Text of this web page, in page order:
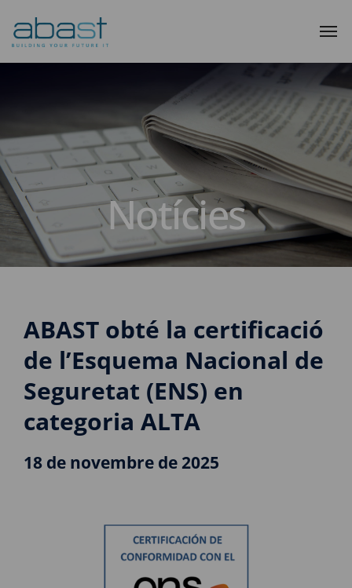
Notícies
ABAST obté la certificació
de l’Esquema Nacional de
Seguretat (ENS) en
categoria ALTA
18 de novembre de 2025